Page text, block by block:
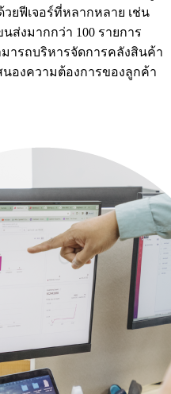
ยฟีเจอร์ที่หลากหลาย เช่น
ส่งมากกว่า 100 รายการ
ารถบริหารจัดการคลังสินค้า
องความต้องการของลูกค้า